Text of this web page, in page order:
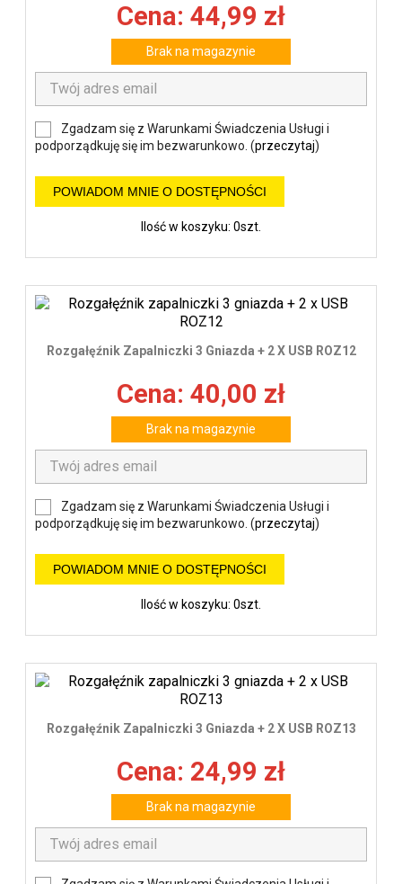
Cena: 44,99 zł
Brak na magazynie
Zgadzam się z Warunkami Świadczenia Usługi i
podporządkuję się im bezwarunkowo. (przeczytaj)
POWIADOM MNIE O DOSTĘPNOŚCI
Ilość w koszyku: 0szt.
Rozgałęźnik Zapalniczki 3 Gniazda + 2 X USB ROZ12
Cena: 40,00 zł
Brak na magazynie
Zgadzam się z Warunkami Świadczenia Usługi i
podporządkuję się im bezwarunkowo. (przeczytaj)
POWIADOM MNIE O DOSTĘPNOŚCI
Ilość w koszyku: 0szt.
Rozgałęźnik Zapalniczki 3 Gniazda + 2 X USB ROZ13
Cena: 24,99 zł
Brak na magazynie